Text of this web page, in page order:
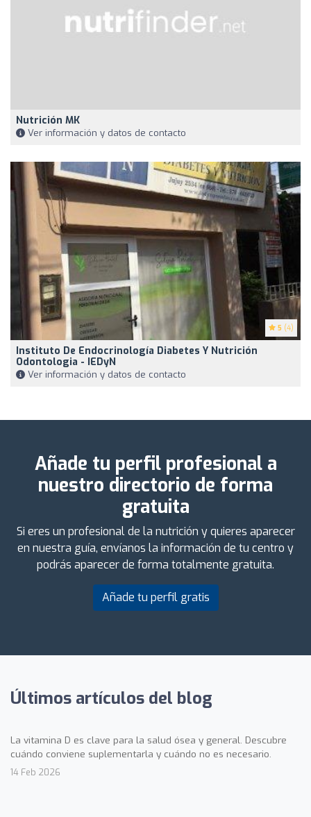
Nutrición MK
Ver información y datos de contacto
5 (4)
Instituto De Endocrinología Diabetes Y Nutrición
Odontologia - IEDyN
Ver información y datos de contacto
Añade tu perfil profesional a
nuestro directorio de forma
gratuita
Si eres un profesional de la nutrición y quieres aparecer
en nuestra guía, envíanos la información de tu centro y
podrás aparecer de forma totalmente gratuita.
Añade tu perfil gratis
Últimos artículos del blog
La vitamina D es clave para la salud ósea y general. Descubre
cuándo conviene suplementarla y cuándo no es necesario.
14 Feb 2026